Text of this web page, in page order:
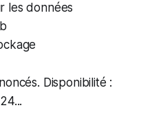
les données
Disponibilité :